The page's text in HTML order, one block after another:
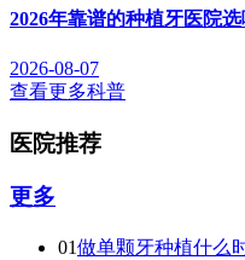
2026年靠谱的种植牙医院
2026-08-07
查看更多科普
医院推荐
更多
01做单颗牙种植什么